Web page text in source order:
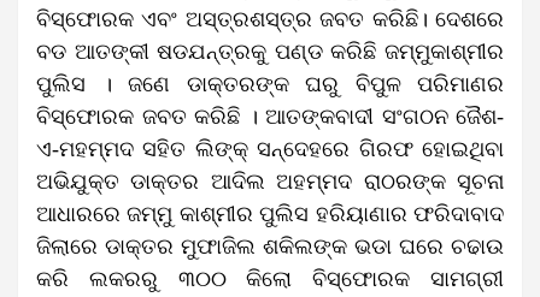
ବିସ୍ଫୋରକ ଏବଂ ଅସ୍ତ୍ରଶସ୍ତ୍ର ଜବତ କରିଛି। ଦେଶରେ
ବଡ ଆତଙ୍କୀ ଷଡଯନ୍ତ୍ରକୁ ପଣ୍ଡ କରିଛି ଜମ୍ମୁକାଶ୍ମୀର
ପୁଲିସ । ଜଣେ ଡାକ୍ତରଙ୍କ ଘରୁ ବିପୁଳ ପରିମାଣର
ବିସ୍ଫୋରକ ଜବତ କରିଛି । ଆତଙ୍କବାଦୀ ସଂଗଠନ ଜୈଶ-
ଏ-ମହମ୍ମଦ ସହିତ ଲିଙ୍କ୍‌ ସନ୍ଦେହରେ ଗିରଫ ହୋଇଥିବା
ଅଭିଯୁକ୍ତ ଡାକ୍ତର ଆଦିଲ ଅହମ୍ମଦ ରାଠରଙ୍କ ସୂଚନା
ଆଧାରରେ ଜମ୍ମୁ କାଶ୍ମୀର ପୁଲିସ ହରିୟାଣାର ଫରିଦାବାଦ
ଜିଲାରେ ଡାକ୍ତର ମୁଫାଜିଲ ଶକିଲଙ୍କ ଭଡା ଘରେ ଚଢାଉ
କରି ଲକରରୁ ୩୦୦ କିଲୋ ବିସ୍ଫୋରକ ସାମଗ୍ରୀ